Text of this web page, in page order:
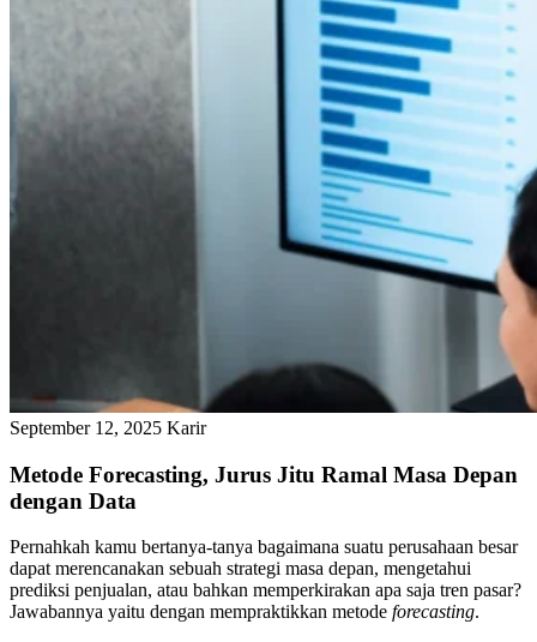
September 12, 2025 Karir
Metode Forecasting, Jurus Jitu Ramal Masa Depan
dengan Data
Pernahkah kamu bertanya-tanya bagaimana suatu perusahaan besar
dapat merencanakan sebuah strategi masa depan, mengetahui
prediksi penjualan, atau bahkan memperkirakan apa saja tren pasar?
Jawabannya yaitu dengan mempraktikkan metode forecasting.